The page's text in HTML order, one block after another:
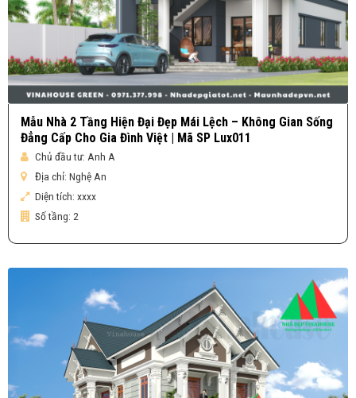
Mẫu Nhà 2 Tầng Hiện Đại Đẹp Mái Lệch – Không Gian Sống
Đẳng Cấp Cho Gia Đình Việt | Mã SP Lux011
Chủ đầu tư: Anh A
Địa chỉ: Nghệ An
Diện tích: xxxx
Số tầng: 2